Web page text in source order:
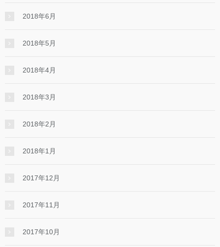
2018年6月
2018年5月
2018年4月
2018年3月
2018年2月
2018年1月
2017年12月
2017年11月
2017年10月